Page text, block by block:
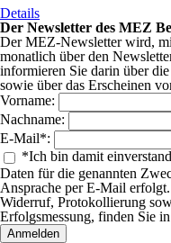
Details
Der Newsletter des MEZ
Der MEZ-Newsletter wird,
monatlich über den
informieren Sie darin über
sowie über das Erscheinen
Vorname:
Nachname:
E-Mail*:
*Ich bin damit
Daten für die genannten
Ansprache per E-Mail
Widerruf, Protokollierung
Erfolgsmessung, finden Sie